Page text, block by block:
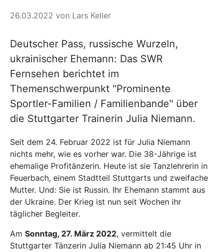
26.03.2022 von Lars Keller
Deutscher Pass, russische Wurzeln,
ukrainischer Ehemann: Das SWR
Fernsehen berichtet im
Themenschwerpunkt "Prominente
Sportler-Familien / Familienbande" über
die Stuttgarter Trainerin Julia Niemann.
Seit dem 24. Februar 2022 ist für Julia Niemann
nichts mehr, wie es vorher war. Die 38-Jährige ist
ehemalige Profitänzerin. Heute ist sie Tanzlehrerin in
Feuerbach, einem Stadtteil Stuttgarts und zweifache
Mutter. Und: Sie ist Russin. Ihr Ehemann stammt aus
der Ukraine. Der Krieg ist nun seit Wochen ihr
täglicher Begleiter.
Am Sonntag, 27. März 2022, vermittelt die
Stuttgarter Tänzerin Julia Niemann ab 21:45 Uhr in